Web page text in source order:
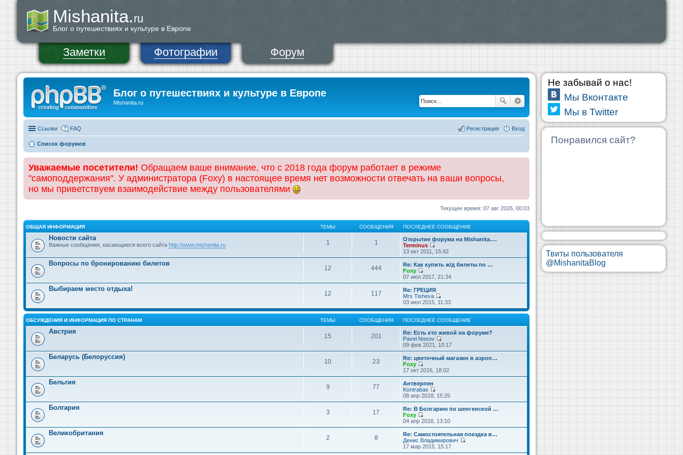
Mishanita.ru
Блог о путешествиях и культуре в Европе
Заметки Фотографии Форум
Блог о путешествиях и культуре в Европе
Mishanita.ru
Ссылки FAQ Вход
Регистрация
Список форумов
Уважаемые посетители! Обращаем ваше внимание, что с 2018 года форум работает в режиме
"самоподдержания". У администратора (Foxy) в настоящее время нет возможности отвечать на ваши вопросы,
но мы приветствуем взаимодействие между пользователями
Текущее время: 07 авг 2026, 00:03
ОБЩАЯ ИНФОРМАЦИЯ ТЕМЫ СООБЩЕНИЯ ПОСЛЕДНЕЕ СООБЩЕНИЕ
Новости сайта
Важные сообщения, касающиеся всего сайта http://www.mishanita.ru 1 1
Открытие форума на Mishanita.…
Terminus
П
е
р
е
й
т
и
к
п
о
с
л
е
н
е
м
у
с
о
б
н
и
ю
13 окт 2011, 15:42
Вопросы по бронированию билетов
12 444
Re: Как купить ж/д билеты по …
Foxy
П
е
р
е
й
т
и
к
п
о
с
л
е
н
е
м
у
с
о
о
б
щ
н
и
ю
07 июл 2017, 21:34
Выбираем место отдыха!
12 117
Re: ГРЕЦИЯ
Mrs Tisheva
П
е
р
е
й
т
к
п
о
с
л
е
е
м
с
о
б
щ
е
н
и
03 июл 2015, 11:33
ОБСУЖДЕНИЯ И ИНФОРМАЦИЯ ПО СТРАНАМ ТЕМЫ СООБЩЕНИЯ ПОСЛЕДНЕЕ СООБЩЕНИЕ
Австрия
15 201
Re: Есть кто живой на форуме?
Pavel Nosov
П
е
р
е
й
т
п
о
л
д
н
е
м
у
с
09 фев 2021, 10:17
Беларусь (Белоруссия)
10 23
Re: цветочный магазин в аэроп…
Foxy
П
е
р
е
й
т
к
п
о
л
е
д
17 окт 2016, 18:02
Бельгия
9 77
Антверпен
Kontrabas
П
е
р
е
й
т
к
п
о
08 апр 2018, 15:25
Болгария
3 17
Re: В Болгарию по шенгенской …
Foxy
П
е
р
е
й
т
04 апр 2016, 13:10
Великобритания
2 8
Re: Самостоятельная поездка в…
Денис Владимирович
е
17 мар 2015, 15:17
Не забывай о нас!
Мы Вконтакте
Мы в Twitter
Понравился сайт?
Твиты пользователя
@MishanitaBlog